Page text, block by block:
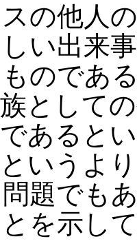
の他人
い出来
のであ
として
あると
いうよ
題でも
を示し